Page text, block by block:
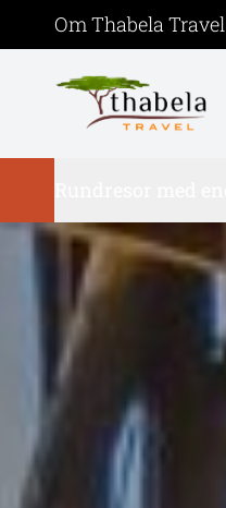
Om Thabela Travel